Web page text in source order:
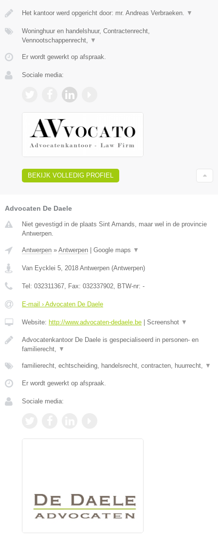
Het kantoor werd opgericht door: mr. Andreas Verbraeken. ▼
Woninghuur en handelshuur, Contractenrecht,
Vennootschappenrecht, ▼
Er wordt gewerkt op afspraak.
Sociale media:
BEKIJK VOLLEDIG PROFIEL
Advocaten De Daele
Niet gevestigd in de plaats Sint Amands, maar wel in de provincie
Antwerpen.
Antwerpen » Antwerpen | Google maps ▼
Van Eycklei 5 2018 Antwerpen (Antwerpen)
Tel: 032311367 , Fax: 032337902 , BTW-nr: -
E-mail › Advocaten De Daele
Website: http://www.advocaten-dedaele.be | Screenshot ▼
Advocatenkantoor De Daele is gespecialiseerd in personen- en
familierecht,
▼
familierecht, echtscheiding, handelsrecht, contracten, huurrecht, ▼
Er wordt gewerkt op afspraak.
Sociale media: